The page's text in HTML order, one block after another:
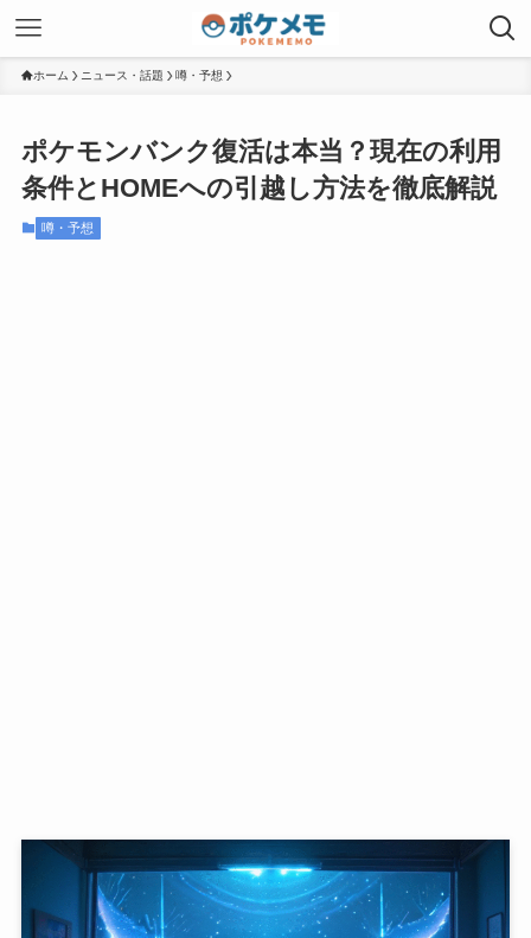
ホーム ニュース・話題 噂・予想
ポケモンバンク復活は本当？現在の利用
条件とHOMEへの引越し方法を徹底解説
噂・予想